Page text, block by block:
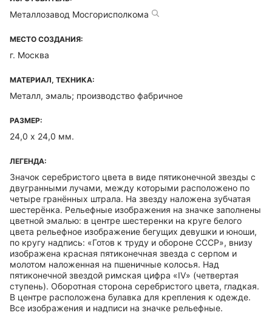
Металлозавод Мосгорисполкома
МЕСТО СОЗДАНИЯ:
г. Москва
МАТЕРИАЛ, ТЕХНИКА:
Металл, эмаль; производство фабричное
РАЗМЕР:
24,0 х 24,0 мм.
ЛЕГЕНДА:
Значок серебристого цвета в виде пятиконечной звезды с
двугранными лучами, между которыми расположено по
четыре гранённых штрала. На звезду наложена зубчатая
шестерёнка. Рельефные изображения на значке заполнены
цветной эмалью: в центре шестеренки на круге белого
цвета рельефное изображение бегущих девушки и юноши,
по кругу надпись: «Готов к труду и обороне СССР», внизу
изображена красная пятиконечная звезда с серпом и
молотом наложенная на пшеничные колосья. Над
пятиконечной звездой римская цифра «IV» (четвертая
ступень). Оборотная сторона серебристого цвета, гладкая.
В центре расположена булавка для крепления к одежде.
Все изображения и надписи на значке рельефные.